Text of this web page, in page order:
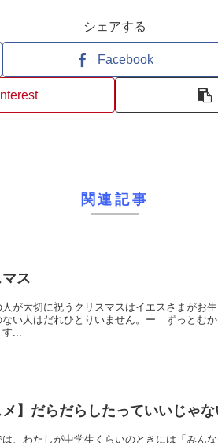
シェアする
Facebook
関連記事
ス
が大切に祝うクリスマスはイエスさまがお
ない人はだれひとりいません。ー ずっと
...
メ】だらだらしたっていいじゃな
は、わたしが中学生くらいのときには「みん